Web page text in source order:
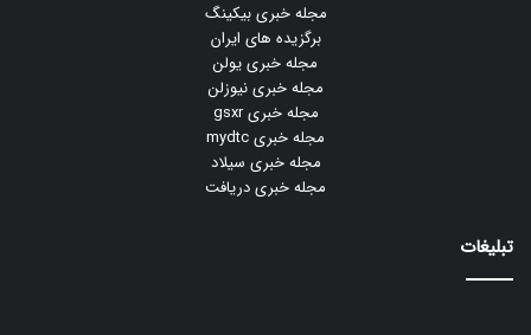
مجله خبری بیکینگ
برگزیده های ایران
مجله خبری یولن
مجله خبری نیوزلن
مجله خبری gsxr
مجله خبری mydtc
مجله خبری سیلاد
مجله خبری دریافت
تبلیغات